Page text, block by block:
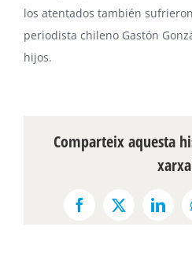
los atentados también
periodista chileno Gastón
hijos.
Comparteix aquesta
Facebook
X